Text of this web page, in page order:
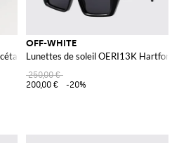
OFF-WHITE
Lunettes de soleil OERI13K Hartford
250,00 €
200,00 €
-20%